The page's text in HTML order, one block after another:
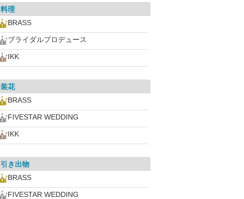
料理
BRASS
ブライダルプロデュース
IKK
装花
BRASS
FIVESTAR WEDDING
IKK
引き出物
BRASS
FIVESTAR WEDDING